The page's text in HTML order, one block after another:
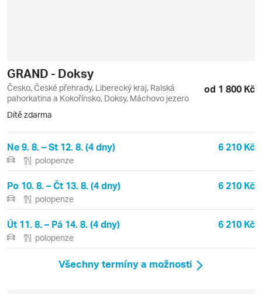
GRAND - Doksy
Česko, České přehrady, Liberecký kraj, Ralská
pahorkatina a Kokořínsko, Doksy, Máchovo jezero
od 1 800 Kč
Dítě zdarma
Ne 9. 8. – St 12. 8. (4 dny) 6 210 Kč
polopenze
Po 10. 8. – Čt 13. 8. (4 dny) 6 210 Kč
polopenze
Út 11. 8. – Pá 14. 8. (4 dny) 6 210 Kč
polopenze
Všechny termíny a možnosti